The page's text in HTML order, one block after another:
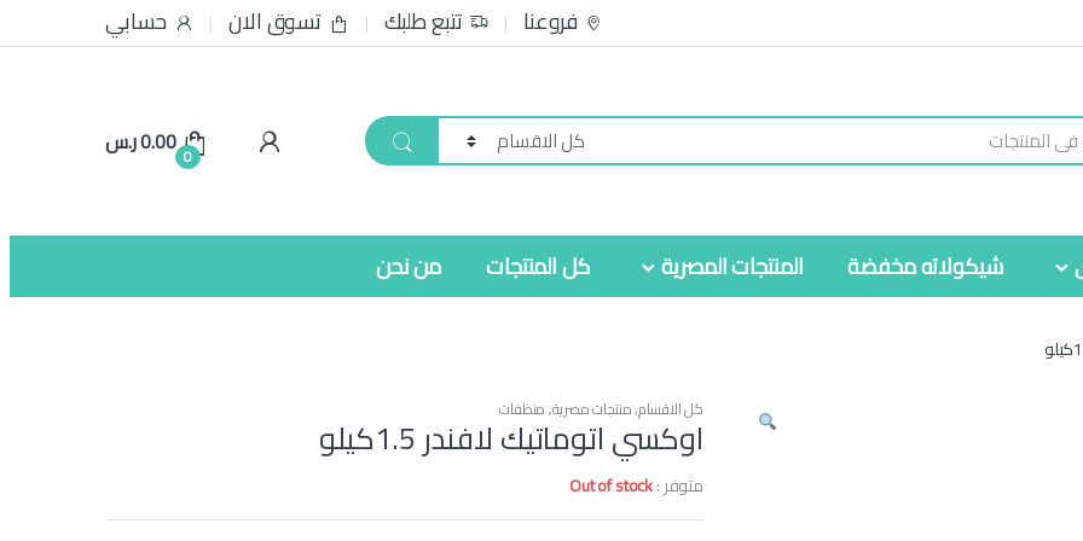
فروعنا تتبع طلبك تسوق الان حسابي
0
0.00ر.س
شيكولاته مخفضة المنتجات المصرية كل المنتجات من نحن
كل الاقسام,منتجات مصرية,منظفات
اوكسي اتوماتيك لافندر 1.5كيلو
متوفر :Out of stock